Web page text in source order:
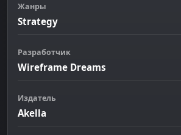
Жанры
Strategy
Разработчик
Wireframe Dreams
Издатель
Akella